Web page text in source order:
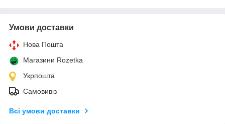
Умови доставки
Нова Пошта
Магазини Rozetka
Укрпошта
Самовивіз
Всі умови доставки